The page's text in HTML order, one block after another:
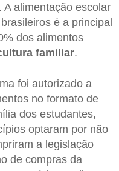
A alimentação escolar
é a principal
dos alimentos
familiar.
foi autorizado a
no formato de
dos estudantes,
optaram por não
a legislação
de compras da